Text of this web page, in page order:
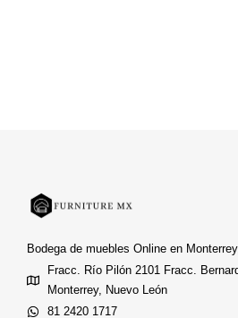
Bodega de muebles Online en
Fracc. Río Pilón 2101 Fracc.
Monterrey, Nuevo León
81 2420 1717